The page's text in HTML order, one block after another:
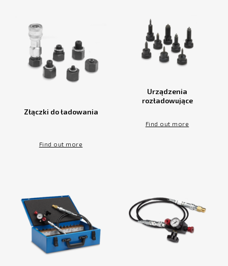
Złączki do ładowania
Find out more
Urządzenia
rozładowujące
Find out more